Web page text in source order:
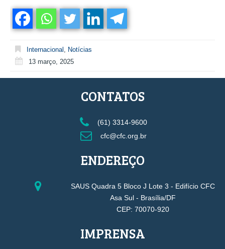
Internacional
Notícias
13 março, 2025
CONTATOS
(61) 3314-9600
cfc@cfc.org.br
ENDEREÇO
SAUS Quadra 5 Bloco J Lote 3 - Edifício CFC
Asa Sul - Brasília/DF
CEP: 70070-920
IMPRENSA